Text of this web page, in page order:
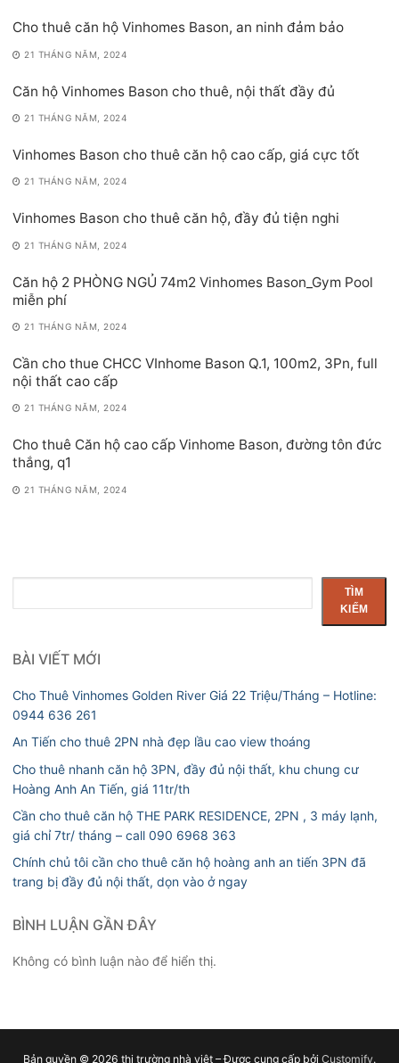
Cho thuê căn hộ Vinhomes Bason, an ninh đảm bảo
21 THÁNG NĂM, 2024
Căn hộ Vinhomes Bason cho thuê, nội thất đầy đủ
21 THÁNG NĂM, 2024
Vinhomes Bason cho thuê căn hộ cao cấp, giá cực tốt
21 THÁNG NĂM, 2024
Vinhomes Bason cho thuê căn hộ, đầy đủ tiện nghi
21 THÁNG NĂM, 2024
Căn hộ 2 PHÒNG NGỦ 74m2 Vinhomes Bason_Gym Pool
miễn phí
21 THÁNG NĂM, 2024
Cần cho thue CHCC VInhome Bason Q.1, 100m2, 3Pn, full
nội thất cao cấp
21 THÁNG NĂM, 2024
Cho thuê Căn hộ cao cấp Vinhome Bason, đường tôn đức
thắng, q1
21 THÁNG NĂM, 2024
kiếm
TÌM
KIẾM
BÀI VIẾT MỚI
Cho Thuê Vinhomes Golden River Giá 22 Triệu/Tháng – Hotline:
0944 636 261
An Tiến cho thuê 2PN nhà đẹp lầu cao view thoáng
Cho thuê nhanh căn hộ 3PN, đầy đủ nội thất, khu chung cư
Hoàng Anh An Tiến, giá 11tr/th
Cần cho thuê căn hộ THE PARK RESIDENCE, 2PN , 3 máy lạnh,
giá chỉ 7tr/ tháng – call 090 6968 363
Chính chủ tôi cần cho thuê căn hộ hoàng anh an tiến 3PN đã
trang bị đầy đủ nội thất, dọn vào ở ngay
BÌNH LUẬN GẦN ĐÂY
Không có bình luận nào để hiển thị.
Bản quyền © 2026 thị trường nhà việt – Được cung cấp bởi Customify.